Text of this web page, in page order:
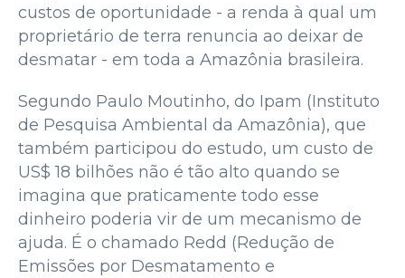
custos de oportunidade - a renda à qual um
proprietário de terra renuncia ao deixar de
desmatar - em toda a Amazônia brasileira.
Segundo Paulo Moutinho, do Ipam (Instituto
de Pesquisa Ambiental da Amazônia), que
também participou do estudo, um custo de
US$ 18 bilhões não é tão alto quando se
imagina que praticamente todo esse
dinheiro poderia vir de um mecanismo de
ajuda. É o chamado Redd (Redução de
Emissões por Desmatamento e